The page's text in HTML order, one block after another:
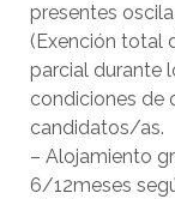
presentes
(Exención total
parcial durante
condiciones de
candidatos/as.
– Alojamiento
6/12meses